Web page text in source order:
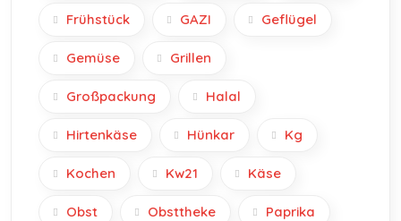
Frühstück GAZI Geflügel
Gemüse Grillen
Großpackung Halal
Hirtenkäse Hünkar Kg
Kochen Kw21 Käse
Obst Obsttheke Paprika